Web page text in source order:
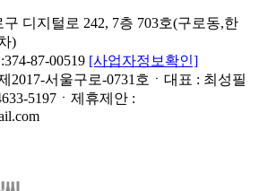
디지털로 242, 7층 703호(구로동,한
)
87-00519 [사업자정보확인]
2017-서울구로-0731호ㆍ대표 : 최성필
5197ㆍ제휴제안 :